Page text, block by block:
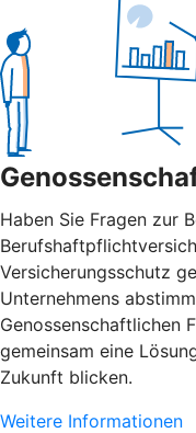
Haben Sie Fragen zur
Versicherungsschutz
Unternehmens
Genossenschaftlichen
gemeinsam eine
Zukunft blicken.
Weitere Informationen